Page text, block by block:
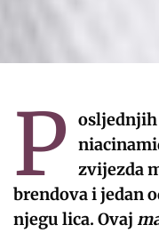
P
zvijezda
brendova i jedan
njegu lica. Ovaj